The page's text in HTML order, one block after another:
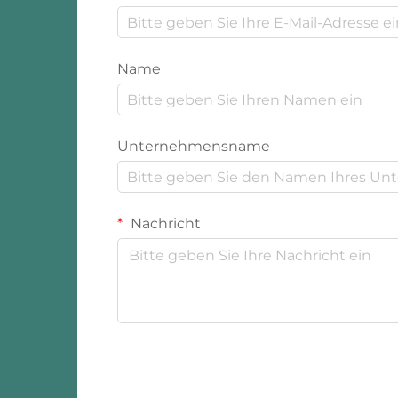
Name
Unternehmensname
Nachricht